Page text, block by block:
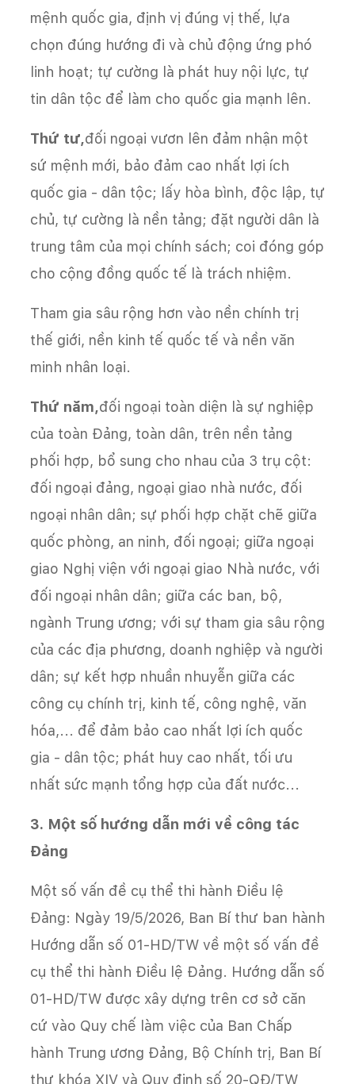
mệnh quốc gia, định vị đúng vị thế, lựa
chọn đúng hướng đi và chủ động ứng phó
linh hoạt; tự cường là phát huy nội lực, tự
tin dân tộc để làm cho quốc gia mạnh lên.
Thứ tư,đối ngoại vươn lên đảm nhận một
sứ mệnh mới, bảo đảm cao nhất lợi ích
quốc gia - dân tộc; lấy hòa bình, độc lập, tự
chủ, tự cường là nền tảng; đặt người dân là
trung tâm của mọi chính sách; coi đóng góp
cho cộng đồng quốc tế là trách nhiệm.
Tham gia sâu rộng hơn vào nền chính trị
thế giới, nền kinh tế quốc tế và nền văn
minh nhân loại.
Thứ năm,đối ngoại toàn diện là sự nghiệp
của toàn Đảng, toàn dân, trên nền tảng
phối hợp, bổ sung cho nhau của 3 trụ cột:
đối ngoại đảng, ngoại giao nhà nước, đối
ngoại nhân dân; sự phối hợp chặt chẽ giữa
quốc phòng, an ninh, đối ngoại; giữa ngoại
giao Nghị viện với ngoại giao Nhà nước, với
đối ngoại nhân dân; giữa các ban, bộ,
ngành Trung ương; với sự tham gia sâu rộng
của các địa phương, doanh nghiệp và người
dân; sự kết hợp nhuần nhuyễn giữa các
công cụ chính trị, kinh tế, công nghệ, văn
hóa,... để đảm bảo cao nhất lợi ích quốc
gia - dân tộc; phát huy cao nhất, tối ưu
nhất sức mạnh tổng hợp của đất nước...
3. Một số hướng dẫn mới về công tác
Đảng
Một số vấn đề cụ thể thi hành Điều lệ
Đảng: Ngày 19/5/2026, Ban Bí thư ban hành
Hướng dẫn số 01-HD/TW về một số vấn đề
cụ thể thi hành Điều lệ Đảng. Hướng dẫn số
01-HD/TW được xây dựng trên cơ sở căn
cứ vào Quy chế làm việc của Ban Chấp
hành Trung ương Đảng, Bộ Chính trị, Ban Bí
thư khóa XIV và Quy định số 20-QĐ/TW